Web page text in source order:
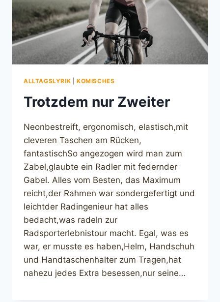
ALLTAGSLYRIK KOMISCHES
Trotzdem nur Zweiter
Neonbestreift, ergonomisch, elastisch,mit
cleveren Taschen am Rücken,
fantastischSo angezogen wird man zum
Zabel,glaubte ein Radler mit federnder
Gabel. Alles vom Besten, das Maximum
reicht,der Rahmen war sondergefertigt und
leichtder Radingenieur hat alles
bedacht,was radeln zur
Radsporterlebnistour macht. Egal, was es
war, er musste es haben,Helm, Handschuh
und Handtaschenhalter zum Tragen,hat
nahezu jedes Extra besessen,nur seine…